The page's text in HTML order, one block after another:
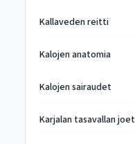
Kallaveden reitti
Kalojen anatomia
Kalojen sairaudet
Karjalan tasavallan joet